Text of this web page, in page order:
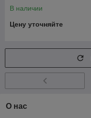
В наличии
Цену уточняйте
О нас